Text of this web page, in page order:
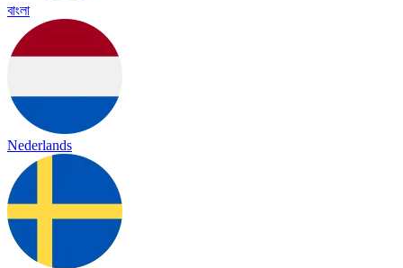
বাংলা
Nederlands